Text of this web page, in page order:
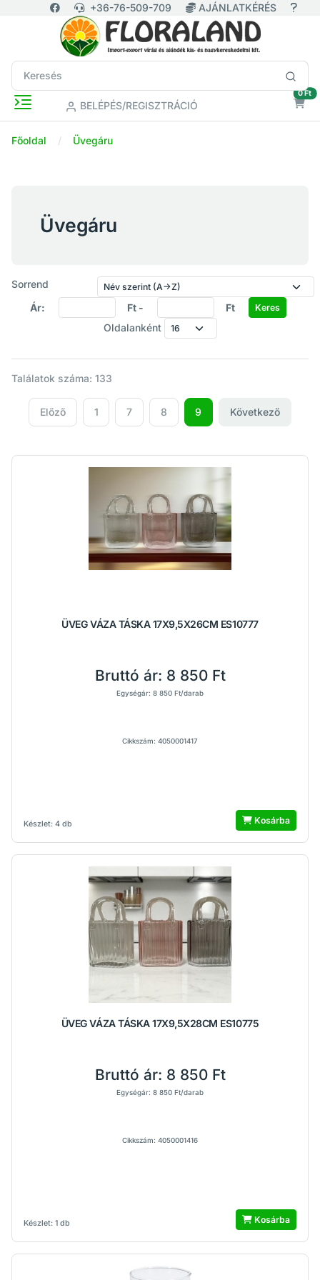
+36-76-509-709 AJÁNLATKÉRÉS
BELÉPÉS/REGISZTRÁCIÓ
0 Ft
Főoldal Üvegáru
Üvegáru
Sorrend
Ár:
Ft -
Ft
Oldalanként
Találatok száma: 133
Előző 1 7 8 9 Következő
ÜVEG VÁZA TÁSKA 17X9,5X26CM ES10777
Készlet: 4 db
Bruttó ár: 8 850 Ft
Egységár: 8 850 Ft/darab
Cikkszám: 4050001417
Kosárba
ÜVEG VÁZA TÁSKA 17X9,5X28CM ES10775
Készlet: 1 db
Bruttó ár: 8 850 Ft
Egységár: 8 850 Ft/darab
Cikkszám: 4050001416
Kosárba